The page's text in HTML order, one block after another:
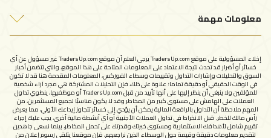
اتصل بنا
معلومات مهمة
شروط الاستخدام
إخلاء المسؤولية على موقع TradersUp.com يرجى العلم أن موقع TradersUp.com غير مسؤول عن أي
خسائر أو أضرار قد تحدث نتيجة الاعتماد على المعلومات المتاحة على هذا الموقع، والتي تتضمن أخبار
السوق والتحليلات وإشارات التداول وتقييمات وسطاء الفوركس، المعلومات المقدمة هنا قد لا تكون
في الوقت الحقيقي أو دقيقة تماما؛ علاوة على ذلك، فإن التحليلات المشتركة هي مجرد آراء شخصية
للمؤلفين ولا ينبغي أن ينظر إليها على أنها تأييد من قبل TradersUp.com أو موظفيها، ينطوي تداول
العملات على الهامش على مستوى كبير من المخاطر وقد لا يكون مناسبًا لجميع المستثمرين، من
المهم ملاحظة أن التداول بالرافعة المالية يمكن أن يؤدي إلى خسائر تتجاوز إيداعك الأولي، مما يعرض
رأس مالك للخطر. قبل الانخراط في تداول العملات الأجنبية أو أي أنشطة مالية أخرى، يجب عليك إجراء
تقييم شامل لأهدافك الاستثمارية ومستوى خبرتك وقدرتك على تحمل المخاطر، بينما نسعى جاهدين
لتقديم معلومات دقيقة وقيمة حول الوسطاء الذين نراجعهم، فإن موقعنا يتلقى رسوم إعلان من